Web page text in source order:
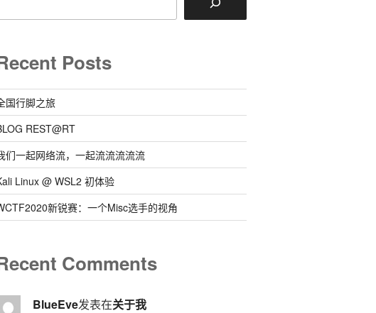
Posts
国行脚之旅
REST@RT
们一起网络流，一起流流流流流
Linux @ WSL2 初体验
新锐赛：一个Misc选手的视角
Comments
BlueEve发表在关于我